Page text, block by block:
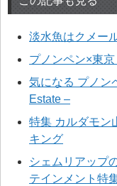
淡水魚はクメー
プノンペン×東
気になる プノン
Estate –
特集 カルダモン
キング
シェムリアップ
テインメント特